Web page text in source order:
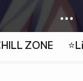
ZONE